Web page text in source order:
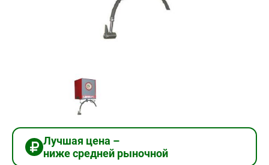
Лучшая цена –
ниже средней рыночной
Добавить в корзину
Купить в 1 клик